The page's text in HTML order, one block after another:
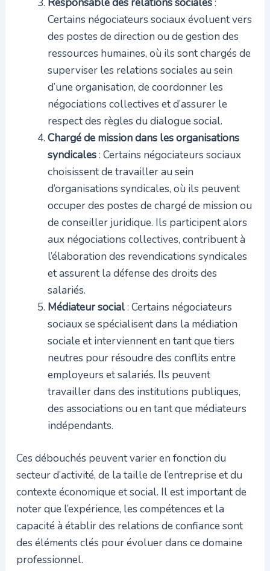
Certains négociateurs sociaux évoluent vers
des postes de direction ou de gestion des
ressources humaines, où ils sont chargés de
superviser les relations sociales au sein
d’une organisation, de coordonner les
négociations collectives et d’assurer le
respect des règles du dialogue social.
Chargé de mission dans les organisations
syndicales: Certains négociateurs sociaux
choisissent de travailler au sein
d’organisations syndicales, où ils peuvent
occuper des postes de chargé de mission ou
de conseiller juridique. Ils participent alors
aux négociations collectives, contribuent à
l’élaboration des revendications syndicales
et assurent la défense des droits des
salariés.
Médiateur social: Certains négociateurs
sociaux se spécialisent dans la médiation
sociale et interviennent en tant que tiers
neutres pour résoudre des conflits entre
employeurs et salariés. Ils peuvent
travailler dans des institutions publiques,
des associations ou en tant que médiateurs
indépendants.
Ces débouchés peuvent varier en fonction du
secteur d’activité, de la taille de l’entreprise et du
contexte économique et social. Il est important de
noter que l’expérience, les compétences et la
capacité à établir des relations de confiance sont
des éléments clés pour évoluer dans ce domaine
professionnel.